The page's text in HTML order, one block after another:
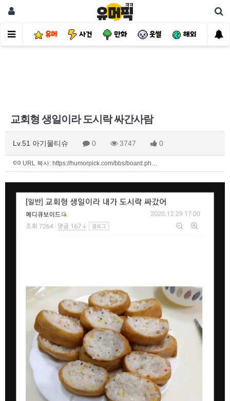
유머 사건 만화 웃썰 해외 핫
교회형 생일이라 도시락 싸간사람
Lv.51 아기물티슈 0 3747 0
URL 복사: https://humorpick.com/bbs/board.ph…